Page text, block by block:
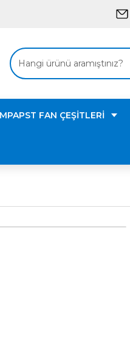
FAN ÇEŞİTLERİ